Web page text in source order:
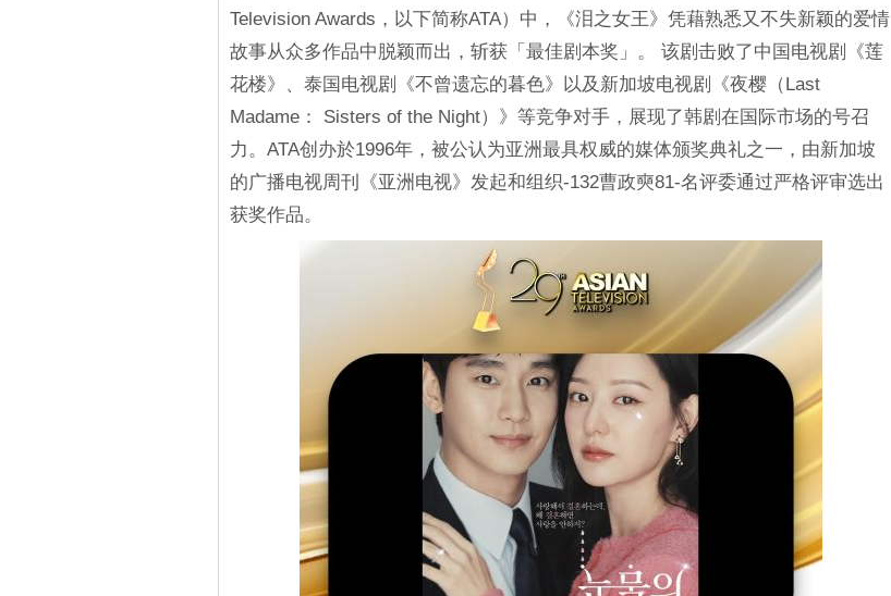
Television Awards，以下简称ATA）中，《泪之女王》凭藉熟悉又不失新颖的爱情
故事从众多作品中脱颖而出，斩获「最佳剧本奖」。 该剧击败了中国电视剧《莲
花楼》、泰国电视剧《不曾遗忘的暮色》以及新加坡电视剧《夜樱（Last
Madame： Sisters of the Night）》等竞争对手，展现了韩剧在国际市场的号召
力。ATA创办於1996年，被公认为亚洲最具权威的媒体颁奖典礼之一，由新加坡
的广播电视周刊《亚洲电视》发起和组织-132曹政奭81-名评委通过严格评审选出
获奖作品。